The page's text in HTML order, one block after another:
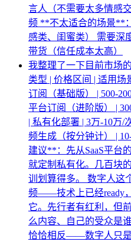
言人（不需要太多情感
频 **不太适合的场景**
感类、闺蜜类） 需要深
带货（信任成本太高）
我整理了一下目前市场
类型 | 价格区间 | 适用
订阅（基础版） | 500-
平台订阅（进阶版） |
| 私有化部署 | 3万-10万/
频生成（按分钟计） |
建议**：先从SaaS平台
就定制私有化。几百块
训划算得多。 数字人这
频——技术上已经ready
它。先行者有红利，但
么内容、自己的受众是
恰恰相反——数字人只是